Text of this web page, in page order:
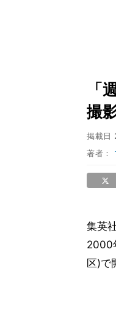
「
撮
掲載日
著者：
集英
2000
区)で